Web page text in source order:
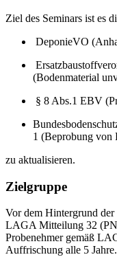
Ziel des Seminars ist es
DeponieVO
(Bodenmaterial
§ 8 Abs.1 EBV
1 (Beprobung von
zu aktualisieren.
Zielgruppe
Vor dem Hintergrund
LAGA Mitteilung 32
Probenehmer gemäß
Auffrischung alle 5